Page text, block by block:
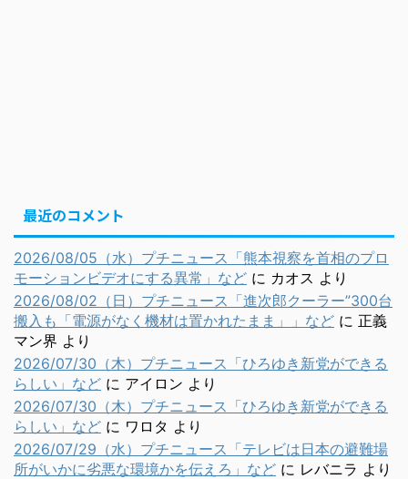
最近のコメント
2026/08/05（水）プチニュース「熊本視察を首相のプロ
モーションビデオにする異常」など に カオス より
2026/08/02（日）プチニュース「進次郎クーラー”300台
搬入も「電源がなく機材は置かれたまま」」など に 正義
マン界 より
2026/07/30（木）プチニュース「ひろゆき新党ができる
らしい」など に アイロン より
2026/07/30（木）プチニュース「ひろゆき新党ができる
らしい」など に ワロタ より
2026/07/29（水）プチニュース「テレビは日本の避難場
所がいかに劣悪な環境かを伝えろ」など に レバニラ より